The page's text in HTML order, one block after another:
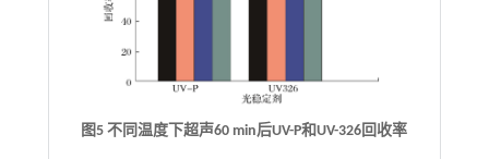
图5 不同温度下超声60 min后UV-P和UV-326回收率